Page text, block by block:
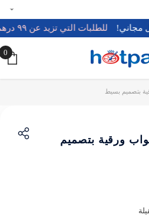
مجاني! للطلبات التي تزيد عن ٩٩ درهم 🚚
0
0
أكواب ورقية بتصميم